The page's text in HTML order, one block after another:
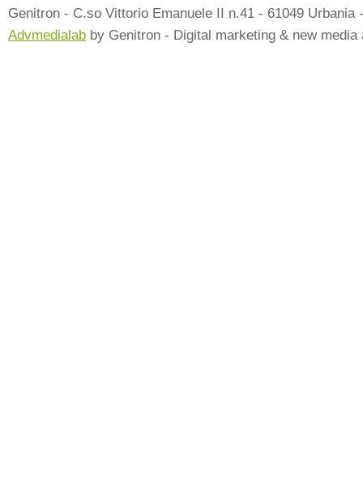
Genitron - C.so Vittorio Emanuele II n.41 - 61049 Urbania
Advmedialab by Genitron - Digital marketing & new media